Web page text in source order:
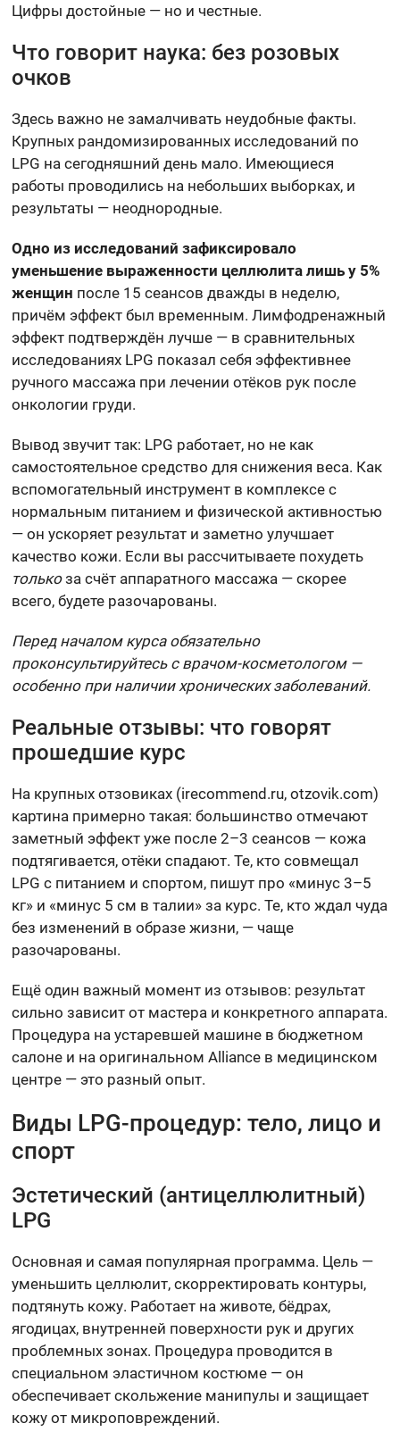
Цифры достойные — но и честные.
Что говорит наука: без розовых
очков
Здесь важно не замалчивать неудобные факты.
Крупных рандомизированных исследований по
LPG на сегодняшний день мало. Имеющиеся
работы проводились на небольших выборках, и
результаты — неоднородные.
Одно из исследований зафиксировало
уменьшение выраженности целлюлита лишь у 5%
женщин после 15 сеансов дважды в неделю,
причём эффект был временным. Лимфодренажный
эффект подтверждён лучше — в сравнительных
исследованиях LPG показал себя эффективнее
ручного массажа при лечении отёков рук после
онкологии груди.
Вывод звучит так: LPG работает, но не как
самостоятельное средство для снижения веса. Как
вспомогательный инструмент в комплексе с
нормальным питанием и физической активностью
— он ускоряет результат и заметно улучшает
качество кожи. Если вы рассчитываете похудеть
толькоза счёт аппаратного массажа — скорее
всего, будете разочарованы.
Перед началом курса обязательно
проконсультируйтесь с врачом-косметологом —
особенно при наличии хронических заболеваний.
Реальные отзывы: что говорят
прошедшие курс
На крупных отзовиках (irecommend.ru, otzovik.com)
картина примерно такая: большинство отмечают
заметный эффект уже после 2–3 сеансов — кожа
подтягивается, отёки спадают. Те, кто совмещал
LPG с питанием и спортом, пишут про «минус 3–5
кг» и «минус 5 см в талии» за курс. Те, кто ждал чуда
без изменений в образе жизни, — чаще
разочарованы.
Ещё один важный момент из отзывов: результат
сильно зависит от мастера и конкретного аппарата.
Процедура на устаревшей машине в бюджетном
салоне и на оригинальном Alliance в медицинском
центре — это разный опыт.
Виды LPG-процедур: тело, лицо и
спорт
Эстетический (антицеллюлитный)
LPG
Основная и самая популярная программа. Цель —
уменьшить целлюлит, скорректировать контуры,
подтянуть кожу. Работает на животе, бёдрах,
ягодицах, внутренней поверхности рук и других
проблемных зонах. Процедура проводится в
специальном эластичном костюме — он
обеспечивает скольжение манипулы и защищает
кожу от микроповреждений.